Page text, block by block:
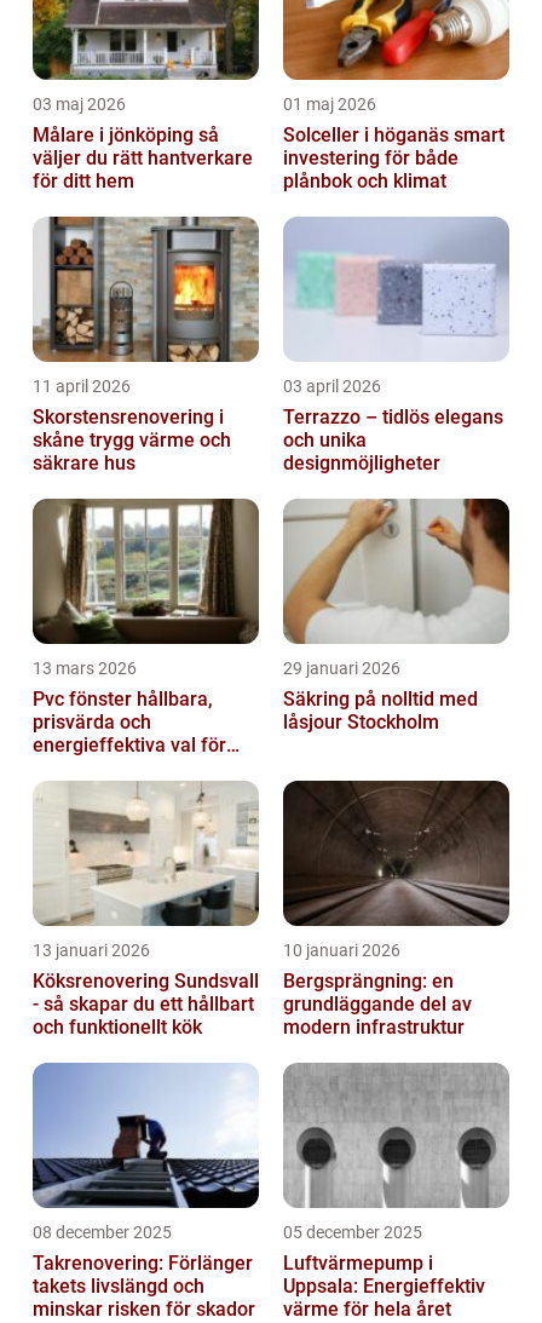
03 maj 2026
Målare i jönköping så
väljer du rätt hantverkare
för ditt hem
01 maj 2026
Solceller i höganäs smart
investering för både
plånbok och klimat
11 april 2026
Skorstensrenovering i
skåne trygg värme och
säkrare hus
03 april 2026
Terrazzo – tidlös elegans
och unika
designmöjligheter
13 mars 2026
Pvc fönster hållbara,
prisvärda och
energieffektiva val för
29 januari 2026
Säkring på nolltid med
låsjour Stockholm
13 januari 2026
Köksrenovering Sundsvall
- så skapar du ett hållbart
och funktionellt kök
10 januari 2026
Bergsprängning: en
grundläggande del av
modern infrastruktur
08 december 2025
Takrenovering: Förlänger
takets livslängd och
minskar risken för skador
05 december 2025
Luftvärmepump i
Uppsala: Energieffektiv
värme för hela året